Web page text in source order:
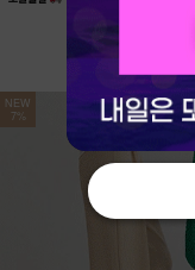
NEW
7%